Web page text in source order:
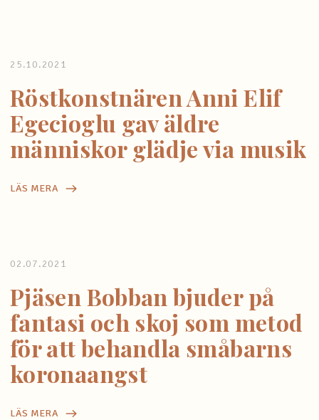
25.10.2021
Röstkonstnären Anni Elif
Egecioglu gav äldre
människor glädje via musik
LÄS MERA
02.07.2021
Pjäsen Bobban bjuder på
fantasi och skoj som metod
för att behandla småbarns
koronaangst
LÄS MERA